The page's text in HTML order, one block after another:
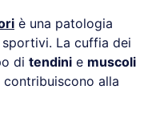
è una patologia
La cuffia dei
di tendini e muscoli
contribuiscono alla